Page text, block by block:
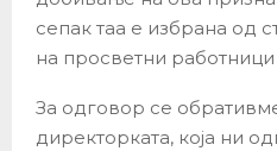
сепак таа е избрана од
на просветни работници
За одговор се
директорката, која ни